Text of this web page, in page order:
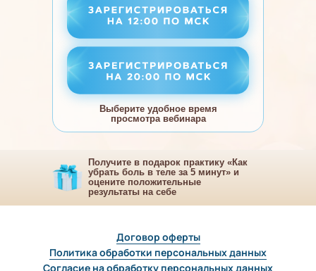
Получите в подарок практику «Как
убрать боль в теле за 5 минут» и
оцените положительные
результаты на себе
Выберите удобное время
просмотра вебинара
Согласие на обработку персональных данных
Политика обработки персональных данных
Договор оферты